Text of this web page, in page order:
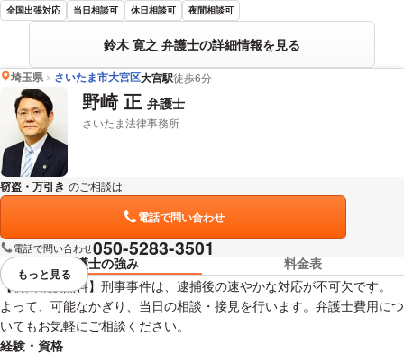
全国出張対応 当日相談可 休日相談可 夜間相談可
鈴木 寛之 弁護士の詳細情報を見る
埼玉県 さいたま市大宮区大宮駅徒歩6分
野崎 正 弁護士
さいたま法律事務所
窃盗・万引き のご相談は
電話で問い合わせ
電話で問い合わせ050-5283-3501
弁護士の強み
料金表
【初回相談無料】刑事事件は、逮捕後の速やかな対応が不可欠です。
よって、可能なかぎり、当日の相談・接見を行います。弁護士費用につ
いてもお気軽にご相談ください。
経験・資格
視覚的に省略されている要素を
もっと見る